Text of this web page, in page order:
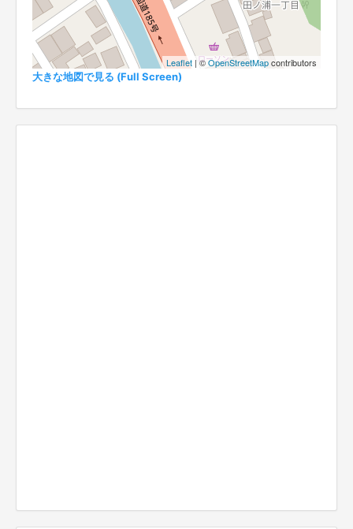
Leaflet | ©OpenStreetMapcontributors
大きな地図で見る (Full Screen)